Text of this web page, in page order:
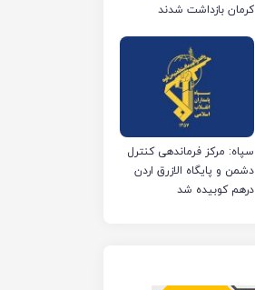
کرمان بازداشت شدند
سپاه: مرکز فرماندهی کنترل
دشمن و پایگاه الازرق اردن
درهم کوبیده شد